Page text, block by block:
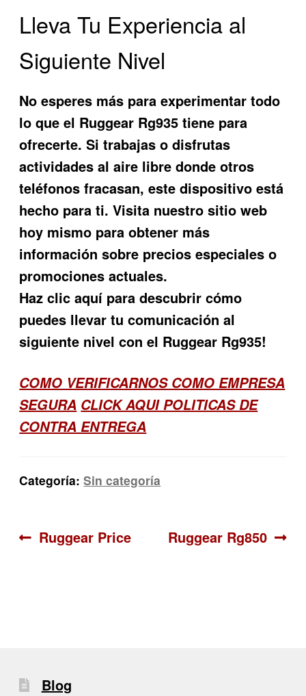
Lleva Tu Experiencia al
Siguiente Nivel
No esperes más para experimentar todo
lo que el Ruggear Rg935 tiene para
ofrecerte. Si trabajas o disfrutas
actividades al aire libre donde otros
teléfonos fracasan, este dispositivo está
hecho para ti. Visita nuestro sitio web
hoy mismo para obtener más
información sobre precios especiales o
promociones actuales.
Haz clic aquí para descubrir cómo
puedes llevar tu comunicación al
siguiente nivel con el Ruggear Rg935!
COMO VERIFICARNOS COMO EMPRESA
SEGURA CLICK AQUI POLITICAS DE
CONTRA ENTREGA
Categoría:Sin categoría
Navegación
Anterior:
Ruggear Price Siguiente:
Ruggear Rg850
Blog